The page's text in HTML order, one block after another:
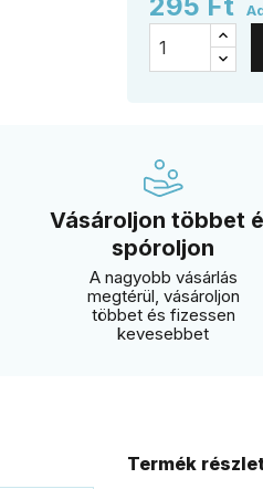
Vásároljon többet
spóroljon
A nagyobb vásárlás
megtérül, vásároljon
többet és fizessen
kevesebbet
Termék